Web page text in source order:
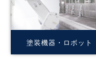
塗装機器・ロボット